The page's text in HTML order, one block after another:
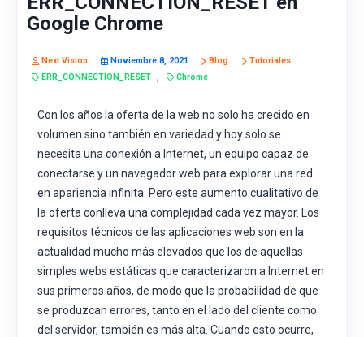
Google Chrome
Next Vision Noviembre 8, 2021 Blog
Tutoriales
ERR_CONNECTION_RESET , Chrome
Con los años la oferta de la web no solo ha crecido en
volumen sino también en variedad y hoy solo se
necesita una conexión a Internet, un equipo capaz de
conectarse y un navegador web para explorar una red
en apariencia infinita. Pero este aumento cualitativo de
la oferta conlleva una complejidad cada vez mayor. Los
requisitos técnicos de las aplicaciones web son en la
actualidad mucho más elevados que los de aquellas
simples webs estáticas que caracterizaron a Internet en
sus primeros años, de modo que la probabilidad de que
se produzcan errores, tanto en el lado del cliente como
del servidor, también es más alta. Cuando esto ocurre,